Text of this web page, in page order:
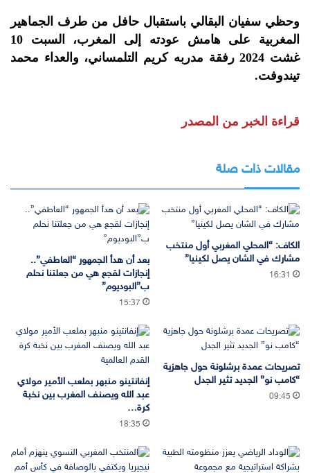
وحظي سفيان البقالي باستقبال حافل من طرف الجماهير
المغربية على هامش عودته إلى المغرب، السبت 10
غشت 2024 رفقة مدربه كريم التلمساني، والعداء محمد
تيندوفت.
قراءة الخبر من المصدر
مقالات ذات صلة
الكاف: “المحلي المغربي أول منتخب
مشارك في الشان يصل لكينيا”
16:31
بعد أن هدأ الجمهور “العاطفي”..
إنجازات لقجع هي من جعلتنا نحلم
ب”البوديوم”
15:37
تصريحات عمدة برشلونة حول جاهزية
“كامب نو” الجديد تثير الجدل
09:45
إنفانتينو منبهر بملعب الأمير مولاي
عبد الله ويصنف المغرب بين نخبة
كرة…
18:35